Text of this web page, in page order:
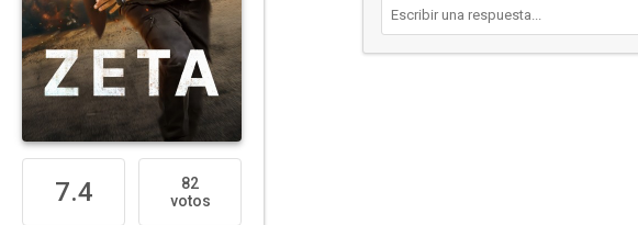
7.4
82
votos